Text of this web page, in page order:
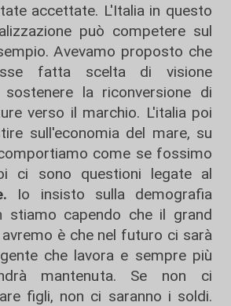
accettate. L'Italia in questo
può competere sul
Avevamo proposto che
fatta scelta di visione
la riconversione di
verso il marchio. L'italia poi
sull'economia del mare, su
come se fossimo
ci sono questioni legate al
Io insisto sulla demografia
stiamo capendo che il grand
è che nel futuro ci sarà
che lavora e sempre più
mantenuta. Se non ci
figli, non ci saranno i soldi.